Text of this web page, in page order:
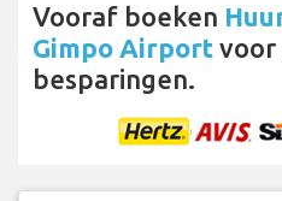
Vooraf boeken
Gimpo Airport voor
besparingen.